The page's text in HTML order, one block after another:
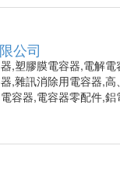
公司
,塑膠膜電容器,電解
,雜訊消除用電容器,
容器,電容器零配件,鋁